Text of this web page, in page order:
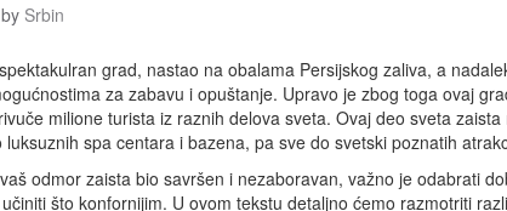
by Srbin
grad, nastao na obalama Persijskog zaliva, a
za zabavu i opuštanje. Upravo je zbog toga ovaj
milione turista iz raznih delova sveta. Ovaj deo sveta
spa centara i bazena, pa sve do svetski poznatih
odmor zaista bio savršen i nezaboravan, važno je odabrati
što konfornijim. U ovom tekstu detaljno ćemo razmotriti